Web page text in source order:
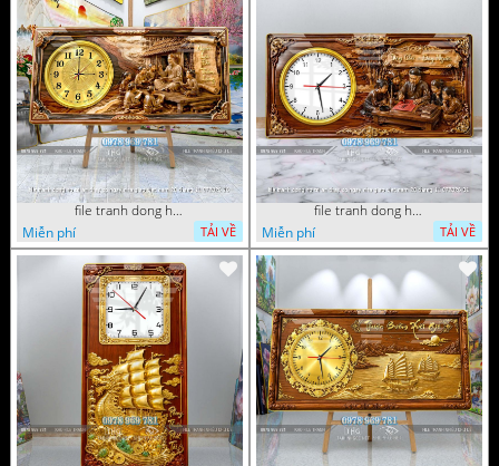
file tranh dong ho tri an thay co ngay nha giao viet nam 20 thang 11 072026 16
Miễn phí
TẢI VỀ
file tranh dong ho tri an thay co ngay nha giao viet nam 20 thang 11 072026 01
Miễn phí
TẢI VỀ